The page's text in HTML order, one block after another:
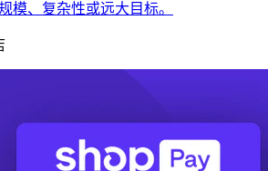
模、复杂性或远大目标。